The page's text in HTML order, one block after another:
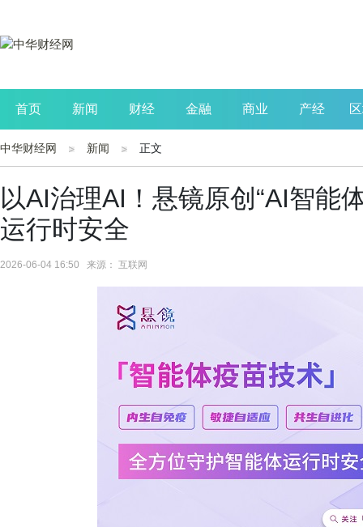
首页 新闻 财经 金融 商业 产经
公司 生活 读书
中华财经网 新闻 正文
以AI治理AI！悬镜原创“AI智能
运行时安全
2026-06-04 16:50 来源： 互联网